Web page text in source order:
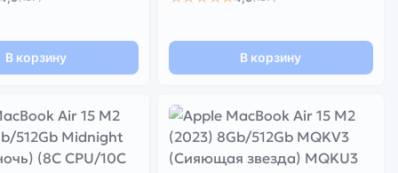
В корзину В корзину